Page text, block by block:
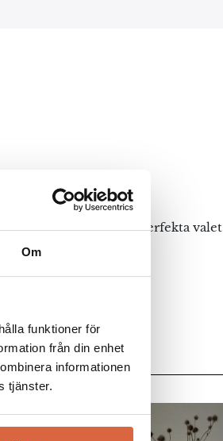
Om
funktioner för
från din enhet
informationen
tjänster.
gör ullmattor till det perfekta valet